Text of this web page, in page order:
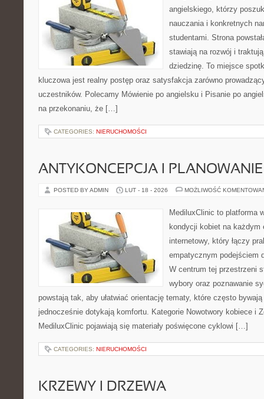
angielskiego, którzy
nauczania i konkretnych
studentami. Strona
stawiają na rozwój i
dziedzinę. To miejsce
kluczowa jest realny postęp oraz satysfakcja zarówno
uczestników. Polecamy Mówienie po angielsku i Pisanie po
na przekonaniu, że […]
CATEGORIES: NIERUCHOMOŚCI
ANTYKONCEPCJA I
POSTED BY ADMIN LUT - 18 - 2026 MOŻLIWOŚĆ
MediluxClinic to platforma
kondycji kobiet na każdym
internetowy, który łączy
empatycznym podejściem
W centrum tej przestrzeni
wybory oraz poznawanie
powstają tak, aby ułatwiać orientację tematy, które często bywają
jednocześnie dotykają komfortu. Kategorie Nowotwory kobiece i
MediluxClinic pojawiają się materiały poświęcone cyklowi […]
CATEGORIES: NIERUCHOMOŚCI
KRZEWY I DRZEWA